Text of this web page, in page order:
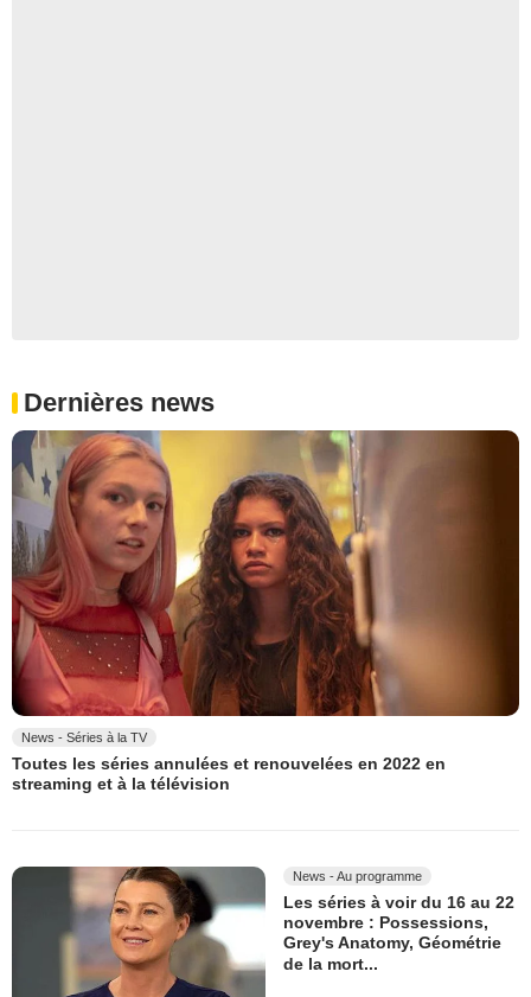
Dernières news
News - Séries à la TV
Toutes les séries annulées et renouvelées en 2022 en
streaming et à la télévision
News - Au programme
Les séries à voir du 16 au 22
novembre : Possessions,
Grey's Anatomy, Géométrie
de la mort...